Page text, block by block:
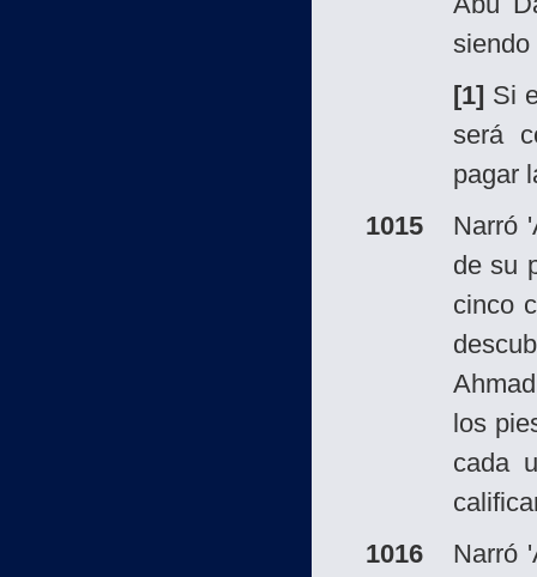
[1] Si
será
pagar
1015
Narró
de su
cinco
los
cada
1016
Narró